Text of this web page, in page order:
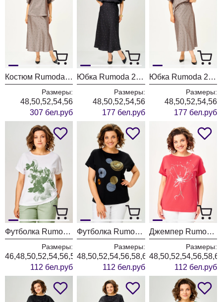
Костюм Rumoda 2294 капучино
Размеры:
48,50,52,54,56
307 бел.руб
Юбка Rumoda 2291 черный
Размеры:
48,50,52,54,56
177 бел.руб
Юбка Rumoda 2291 капучино
Размеры:
48,50,52,54,56
177 бел.руб
Футболка Rumoda 2259 зеленый + белый
Размеры:
46,48,50,52,54,56,58,60,62
112 бел.руб
Футболка Rumoda 2239 черный кр.р.
Размеры:
48,50,52,54,56,58,60,62
112 бел.руб
Джемпер Rumoda 2063 коралл
Размеры:
112 бел.руб